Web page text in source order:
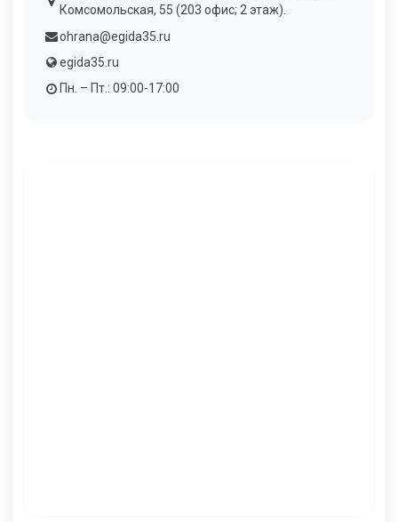
Комсомольская, 55 (203 офис; 2 этаж).
ohrana@egida35.ru
egida35.ru
Пн. – Пт.: 09:00-17:00